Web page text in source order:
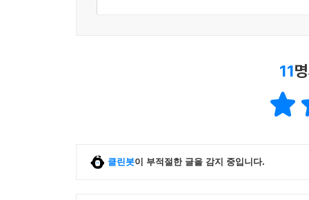
자신의 불안을 고아의 이미지에 투사할 때, 에밀
으로써) 아이러니하게 미친 여자가 되었을 뿐 아
/ 다시 말해 디킨슨의 삶 자체가 일종의 소설이고
일련의 책략을 만들어냈고, 이를 통해 예술에 대
초기의 디킨슨은 ‘여자와 아내의’ 일에 대항해
11
클린봇이 부적절한 글을 감지 중입니다.